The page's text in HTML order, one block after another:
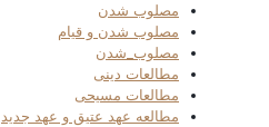
مصلوب شدن
مصلوب شدن و قیام
مصلوب_شدن
مطالعات دینی
مطالعات مسیحی
مطالعه عهد عتیق و عهد جدید